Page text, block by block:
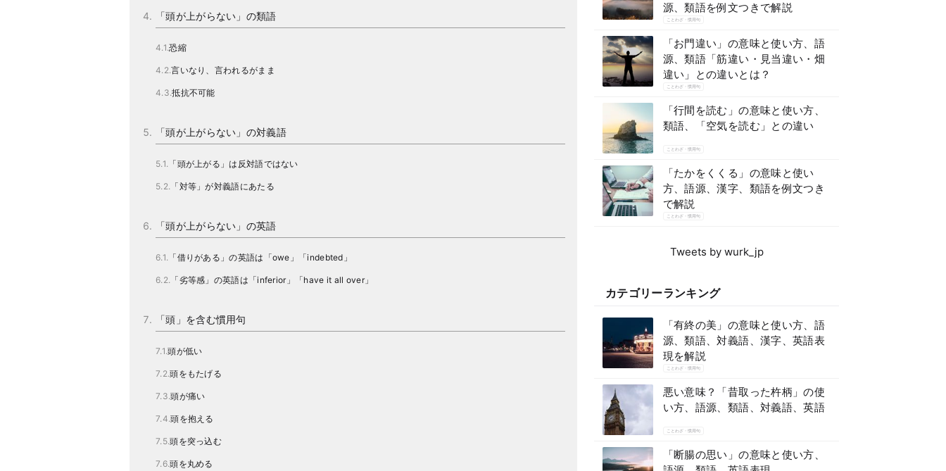
「頭が上がらない」の類語
恐縮
言いなり、言われるがまま
抵抗不可能
「頭が上がらない」の対義語
「頭が上がる」は反対語ではない
「対等」が対義語にあたる
「頭が上がらない」の英語
「借りがある」の英語は「owe」「indebted」
「劣等感」の英語は「inferior」「have it all over」
「頭」を含む慣用句
頭が低い
頭をもたげる
頭が痛い
頭を抱える
頭を突っ込む
頭を丸める
源、類語を例文つきで解説
ことわざ・慣用句
「お門違い」の意味と使い方、語
源、類語「筋違い・見当違い・畑
違い」との違いとは？
ことわざ・慣用句
「行間を読む」の意味と使い方、
類語、「空気を読む」との違い
ことわざ・慣用句
「たかをくくる」の意味と使い
方、語源、漢字、類語を例文つき
で解説
ことわざ・慣用句
Tweets by wurk_jp
カテゴリーランキング
「有終の美」の意味と使い方、語
源、類語、対義語、漢字、英語表
現を解説
ことわざ・慣用句
悪い意味？「昔取った杵柄」の使
い方、語源、類語、対義語、英語
ことわざ・慣用句
「断腸の思い」の意味と使い方、